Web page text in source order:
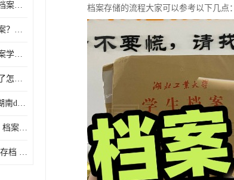
档案存放有什么方法？档案在手里为什么不能用
档案丢失了怎么补办档案？湖南档案补办 档案补办方法
准备出国留学，高中档案学校发给我了怎么办？
单位调档，档案找不到了怎么办？
dangan丢失怎样补办？湖南dangan丢失补办流程介绍！
档案在手里 档案被拆开 档案补办 档案问题一站式服务
长沙档案激活 长沙个人存档 长沙档案存档
档案存储的流程大家可以参考以下几点：